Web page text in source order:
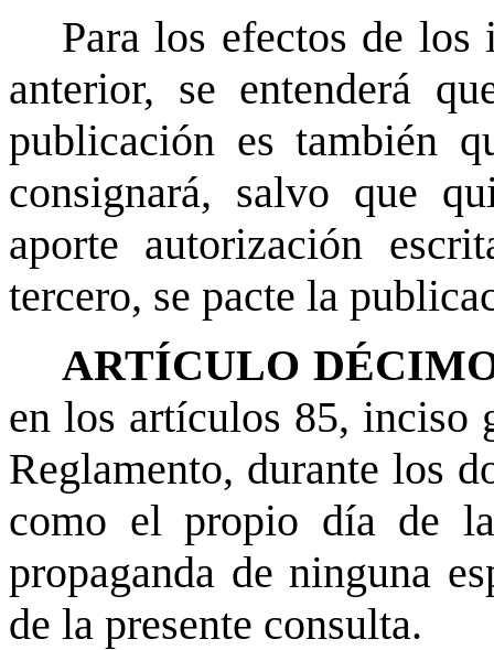
Para los efectos de
anterior, se entenderá
publicación es también
consignará, salvo que
aporte autorización
tercero, se pacte la
ARTÍCULO
en los artículos 85, inciso
Reglamento, durante los
como el propio día de
propaganda de ninguna
de la presente consulta.